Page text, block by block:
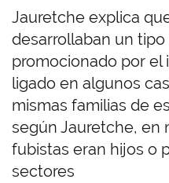
Jauretche explica
desarrollaban un
promocionado por el
ligado en algunos
mismas familias de
según Jauretche, en
fubistas eran hijos o
sectores